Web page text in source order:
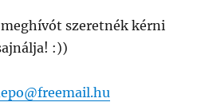
szeretnék kérni
:))